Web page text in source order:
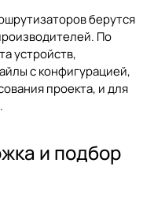
берутся
По
устройств,
с конфигурацией,
проекта, и для
и подбор